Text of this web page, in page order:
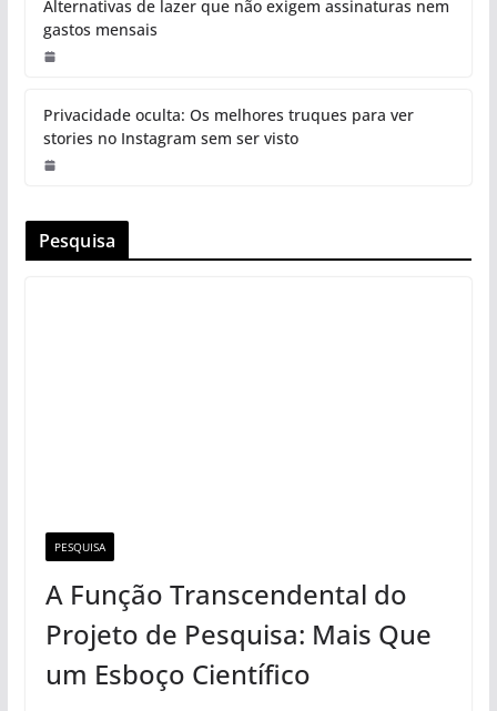
Alternativas de lazer que não exigem assinaturas nem
gastos mensais
Privacidade oculta: Os melhores truques para ver
stories no Instagram sem ser visto
Pesquisa
PESQUISA
A Função Transcendental do
Projeto de Pesquisa: Mais Que
um Esboço Científico